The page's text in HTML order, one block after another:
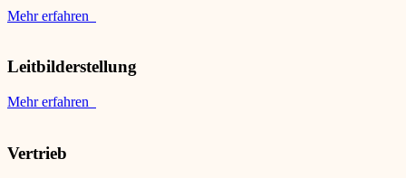
Mehr erfahren
Leitbilderstellung
Mehr erfahren
Vertrieb